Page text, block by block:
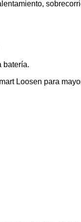
batería.
Loosen para